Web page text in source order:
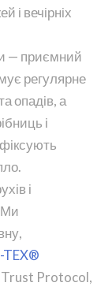
і вечірніх
— приємний
регулярне
опадів, а
і
і
Ми
TEX®
Trust Protocol,